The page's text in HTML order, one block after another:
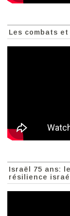
Les combats
Israël 75 ans:
résilience